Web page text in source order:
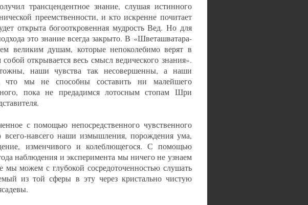
трансцендентное знание, слушая истинного
преемственности, и кто искренне почитает
открыта богооткровенная мудрость Вед. Но для
это знание всегда закрыто. В «Шветашватара-
великим душам, которые непоколебимо верят в
открывается весь смысл ведического знания».
наши чувства так несовершенны, а наши
что мы не способны составить ни малейшего
пока не предадимся лотосным стопам Шри
с помощью непосредственного чувственного
всего-навсего наши измышления, порождения ума,
изменчивого и колеблющегося. С помощью
наблюдения и эксперимента мы ничего не узнаем
мы можем с глубокой сосредоточенностью слушать
из той сферы в эту через кристально чистую